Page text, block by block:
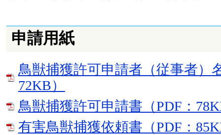
申請用紙
鳥獣捕獲許可申請者（従事者）
72KB）
鳥獣捕獲許可申請書（PDF：
有害鳥獣捕獲依頼書（PDF：